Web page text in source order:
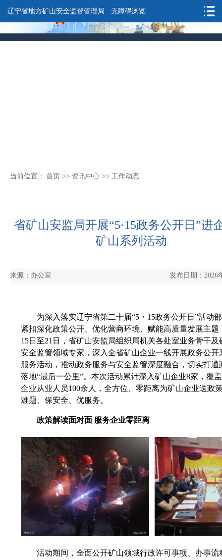
辽宁省地方矿山安全监督管理局 无障碍浏览
当前位置： 首页 >> 资讯中心 >>工作动态
省矿山安监局开展“5·15政务公开日”进
矿山系列活动
来源：办公室 发布日期：2026
为深入落实辽宁省第二十届“5・15政务公开日”活动
紧扣深化政策公开、优化营商环境、赋能高质量发展主题
15日至21日，省矿山安监局组织局机关各处室业务骨干及
安全监管领域专家 ，深入全省矿山企业一线开展政务公开
服务活动，推动政务服务与安全监管深度融合，切实打通
落地“最后一公里”。本次活动累计深入矿山企业8家，覆
企业从业人员100余人，全方位、零距离为矿山企业送政
难题、保安全、优服务。
政策解读面对面 服务企业零距离
活动期间，全面公开矿山领域行政许可事项、办事流